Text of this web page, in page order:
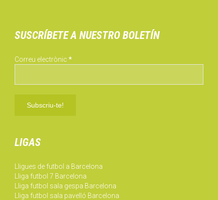
SUSCRÍBETE A NUESTRO BOLETÍN
Correu electrònic *
LIGAS
Lligues de futbol a Barcelona
Lliga futbol 7 Barcelona
Lliga futbol sala gespa Barcelona
Lliga futbol sala pavelló Barcelona